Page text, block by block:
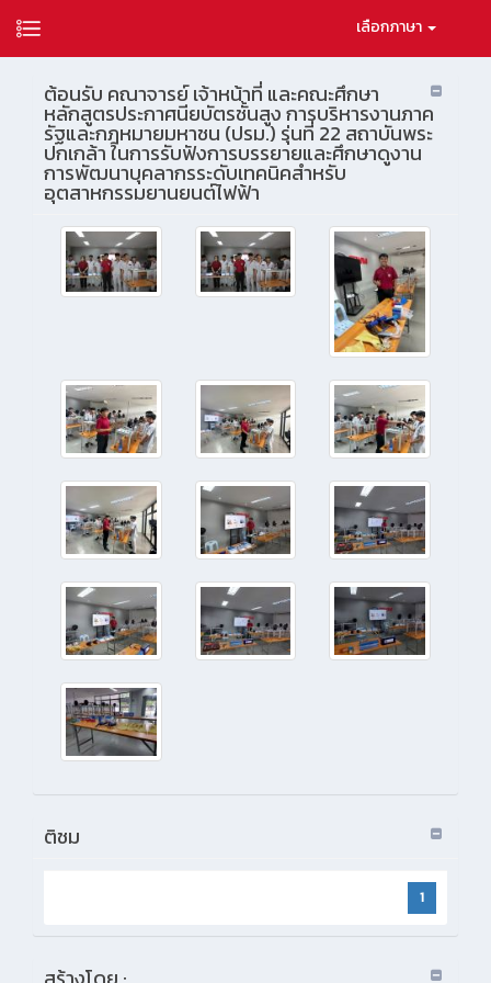
เลือกภาษา
ต้อนรับ คณาจารย์ เจ้าหน้าที่ และคณะศึกษา
หลักสูตรประกาศนียบัตรชั้นสูง การบริหารงานภาค
รัฐและกฎหมายมหาชน (ปรม.) รุ่นที่ 22 สถาบันพระ
ปกเกล้า ในการรับฟังการบรรยายและศึกษาดูงาน
การพัฒนาบุคลากรระดับเทคนิคสำหรับ
อุตสาหกรรมยานยนต์ไฟฟ้า
ติชม
1